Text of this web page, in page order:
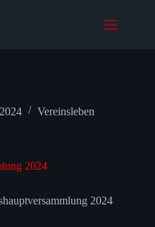
Vereinsleben
2024
2024